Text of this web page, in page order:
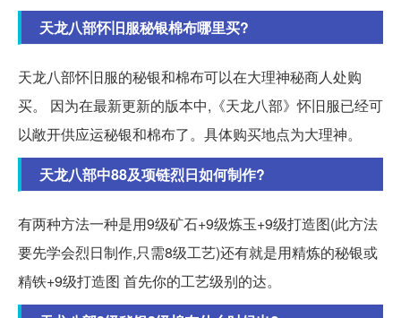
天龙八部怀旧服秘银棉布哪里买?
天龙八部怀旧服的秘银和棉布可以在大理神秘商人处购
买。 因为在最新更新的版本中,《天龙八部》怀旧服已经可
以敞开供应运秘银和棉布了。具体购买地点为大理神。
天龙八部中88及项链烈日如何制作?
有两种方法一种是用9级矿石+9级炼玉+9级打造图(此方法
要先学会烈日制作,只需8级工艺)还有就是用精炼的秘银或
精铁+9级打造图 首先你的工艺级别的达。